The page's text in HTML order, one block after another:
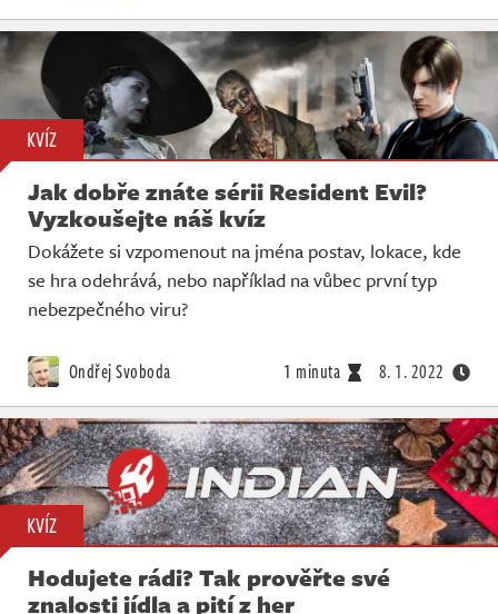
KVÍZ
Jak dobře znáte sérii Resident Evil?
Vyzkoušejte náš kvíz
Dokážete si vzpomenout na jména postav, lokace, kde
se hra odehrává, nebo například na vůbec první typ
nebezpečného viru?
Ondřej Svoboda 1 minuta 8. 1. 2022
KVÍZ
Hodujete rádi? Tak prověřte své
znalosti jídla a pití z her